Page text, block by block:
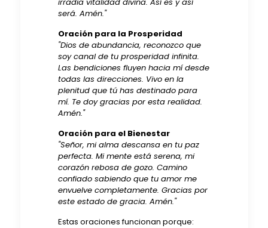
será. Amén."
Oración para la Prosperidad
"Dios de abundancia, reconozco que
soy canal de tu prosperidad infinita.
Las bendiciones fluyen hacia mí desde
todas las direcciones. Vivo en la
plenitud que tú has destinado para
mí. Te doy gracias por esta realidad.
Amén."
Oración para el Bienestar
"Señor, mi alma descansa en tu paz
perfecta. Mi mente está serena, mi
corazón rebosa de gozo. Camino
confiado sabiendo que tu amor me
envuelve completamente. Gracias por
este estado de gracia. Amén."
Estas oraciones funcionan porque: